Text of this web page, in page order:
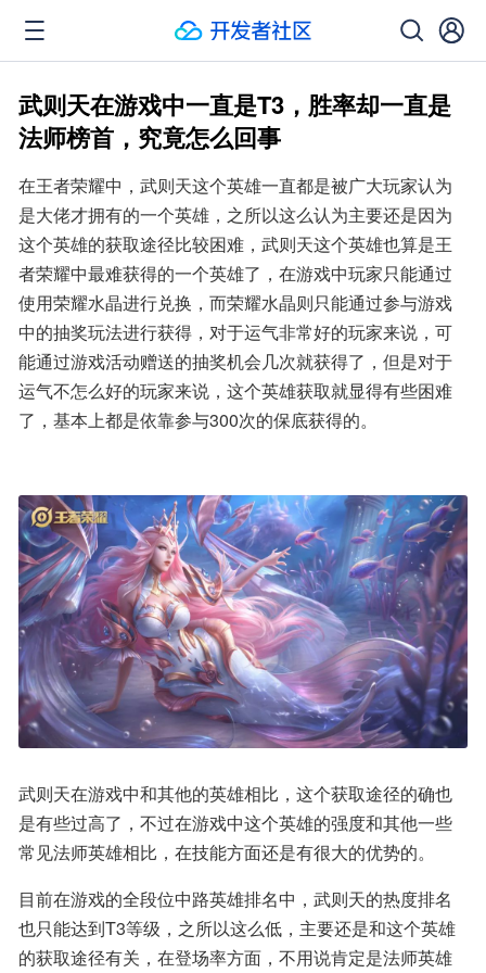
武则天在游戏中一直是T3，胜率却一直是
法师榜首，究竟怎么回事
在王者荣耀中，武则天这个英雄一直都是被广大玩家认为
是大佬才拥有的一个英雄，之所以这么认为主要还是因为
这个英雄的获取途径比较困难，武则天这个英雄也算是王
者荣耀中最难获得的一个英雄了，在游戏中玩家只能通过
使用荣耀水晶进行兑换，而荣耀水晶则只能通过参与游戏
中的抽奖玩法进行获得，对于运气非常好的玩家来说，可
能通过游戏活动赠送的抽奖机会几次就获得了，但是对于
运气不怎么好的玩家来说，这个英雄获取就显得有些困难
了，基本上都是依靠参与300次的保底获得的。
武则天在游戏中和其他的英雄相比，这个获取途径的确也
是有些过高了，不过在游戏中这个英雄的强度和其他一些
常见法师英雄相比，在技能方面还是有很大的优势的。
目前在游戏的全段位中路英雄排名中，武则天的热度排名
也只能达到T3等级，之所以这么低，主要还是和这个英雄
的获取途径有关，在登场率方面，不用说肯定是法师英雄